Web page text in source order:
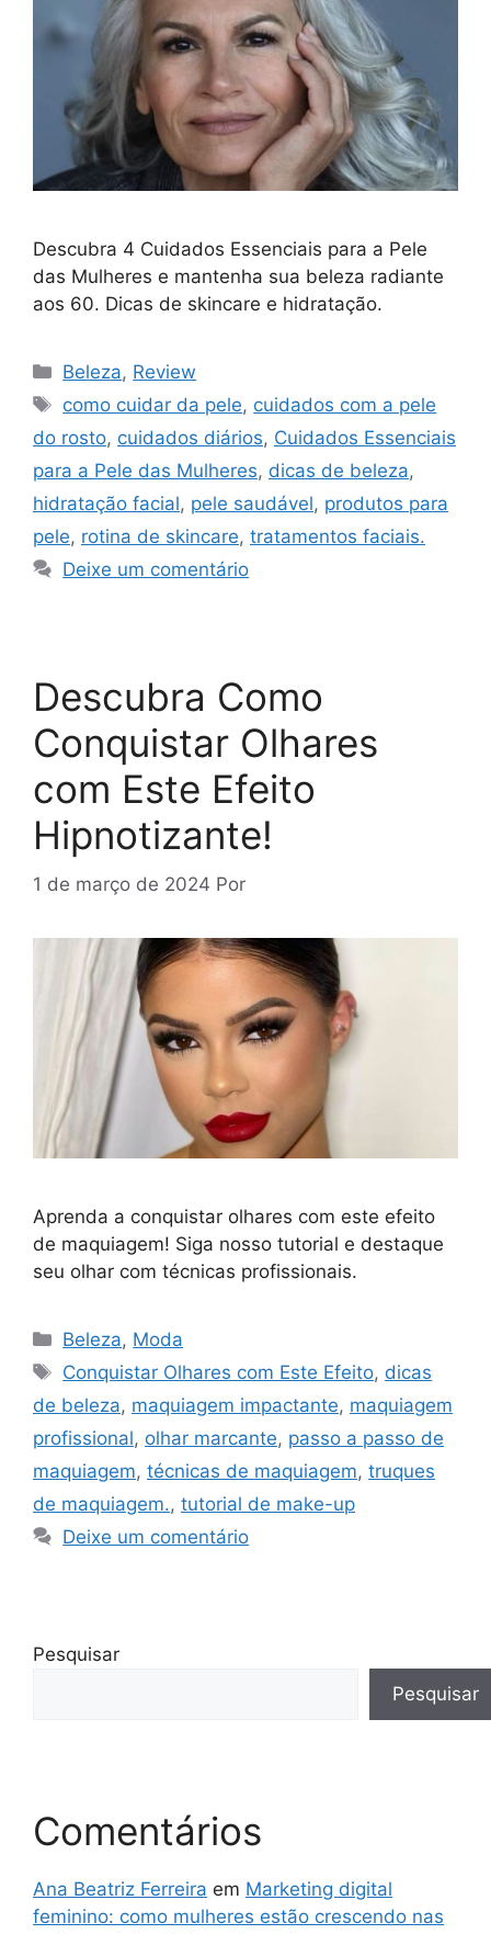
Descubra 4 Cuidados Essenciais para a Pele
das Mulheres e mantenha sua beleza radiante
aos 60. Dicas de skincare e hidratação.
Categorias
Beleza, Review
Tags
como cuidar da pele, cuidados com a pele
do rosto, cuidados diários, Cuidados Essenciais
para a Pele das Mulheres, dicas de beleza,
hidratação facial, pele saudável, produtos para
pele, rotina de skincare, tratamentos faciais.
Deixe um comentário
Descubra Como
Conquistar Olhares
com Este Efeito
Hipnotizante!
1 de março de 2024 Por
Aprenda a conquistar olhares com este efeito
de maquiagem! Siga nosso tutorial e destaque
seu olhar com técnicas profissionais.
Categorias
Beleza, Moda
Tags
Conquistar Olhares com Este Efeito, dicas
de beleza, maquiagem impactante, maquiagem
profissional, olhar marcante, passo a passo de
maquiagem, técnicas de maquiagem, truques
de maquiagem., tutorial de make-up
Deixe um comentário
Pesquisar
Pesquisar
Comentários
Ana Beatriz Ferreira em Marketing digital
feminino: como mulheres estão crescendo nas